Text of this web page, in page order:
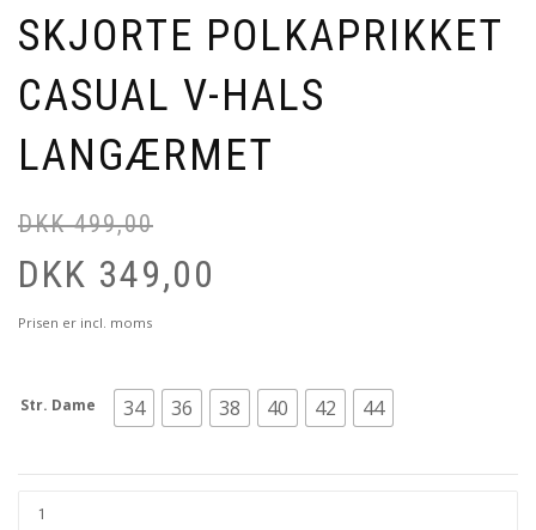
SKJORTE POLKAPRIKKET
CASUAL V-HALS
LANGÆRMET
DKK499,00
DKK 349,00
Prisen er incl. moms
Str. Dame 34 36 38 40 42 44